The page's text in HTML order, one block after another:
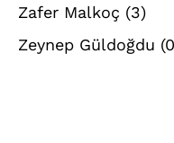
Zafer Malkoç (3)
Zeynep Güldoğdu